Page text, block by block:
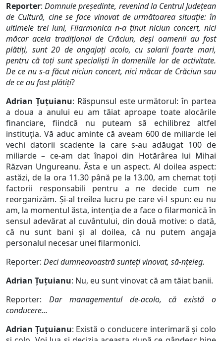
Reporter:Domnule președinte, revenind la Centrul Județean
de Cultură, cine se face vinovat de următoarea situație: în
ultimele trei luni, Filarmonica n-a ținut niciun concert, nici
măcar acela tradițional de Crăciun, deși oamenii au fost
plătiți, sunt 20 de angajați acolo, cu salarii foarte mari,
pentru că toți sunt specialiști în domeniile lor de activitate.
De ce nu s-a făcut niciun concert, nici măcar de Crăciun sau
de ce au fost plătiți?
Adrian Țuțuianu: Răspunsul este următorul: în partea
a doua a anului eu am tăiat aproape toate alocările
financiare, fiindcă nu puteam să echilibrez altfel
instituția. Vă aduc aminte că aveam 600 de miliarde lei
vechi datorii scadente la care s-au adăugat 100 de
miliarde – ce-am dat înapoi din Hotărârea lui Mihai
Răzvan Ungureanu. Ăsta e un aspect. Al doilea aspect:
astăzi, de la ora 11.30 până pe la 13.00, am chemat toți
factorii responsabili pentru a ne decide cum ne
reorganizăm. Și-al treilea lucru pe care vi-l spun: eu nu
am, la momentul ăsta, intenția de a face o filarmonică în
sensul adevărat al cuvântului, din două motive: o dată,
că nu sunt bani și al doilea, că nu putem angaja
personalul necesar unei filarmonici.
Reporter: Deci dumneavoastră sunteți vinovat, să-nțeleg.
Adrian Țuțuianu: Nu, eu sunt vinovat că am tăiat banii.
Reporter: Dar managementul de-acolo, că există o
conducere...
Adrian Țuțuianu: Există o conducere interimară și colo